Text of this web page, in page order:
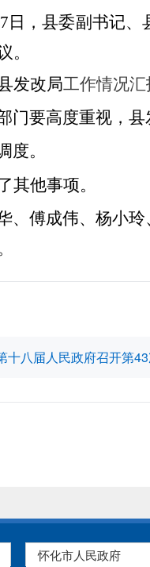
日，县委副书记
。
发改局工作情况汇
门要高度重视，
度。
其他事项。
、傅成伟、杨小玲
十八届人民政府召开第
怀化市人民政府